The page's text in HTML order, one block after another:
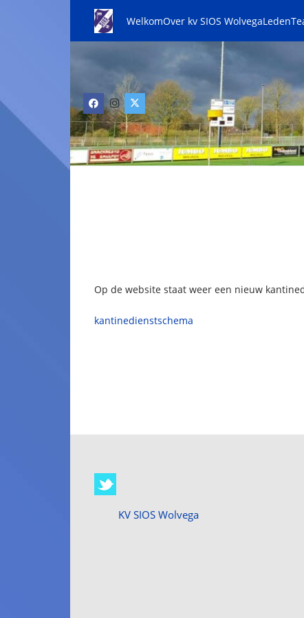
WelkomOver kv SIOS WolvegaLeden
Op de website staat weer een nieuw
kantinedienstschema
KV SIOS Wolvega